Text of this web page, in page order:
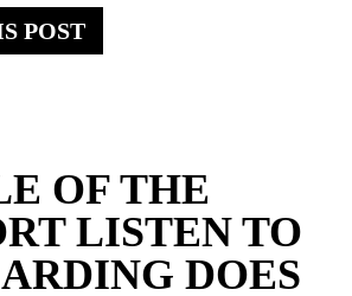
POST
OF THE
LISTEN TO
DOES